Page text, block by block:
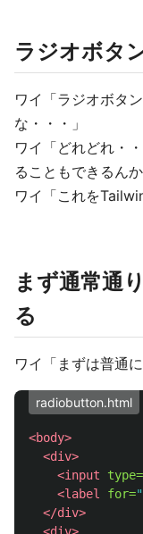
ラジオボタ
ワイ「ラジオボタ
な・・・」
ワイ「どれどれ・
ることもできるんか
ワイ「これを
まず通常通
る
ワイ「まずは普通
radiobutton.html
<body>
<div>
<input
type=
<label
for=
</div>